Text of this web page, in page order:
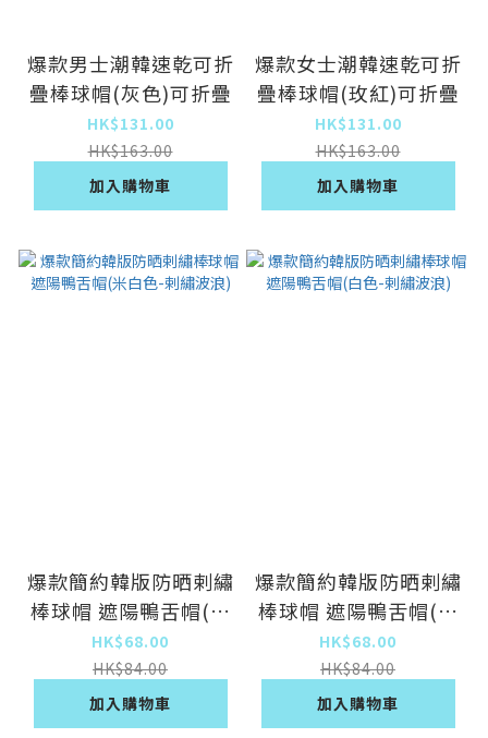
爆款男士潮韓速乾可折
疊棒球帽(灰色)可折疊
HK$131.00
HK$163.00
加入購物車
爆款女士潮韓速乾可折
疊棒球帽(玫紅)可折疊
HK$131.00
HK$163.00
加入購物車
爆款簡約韓版防晒剌繡
棒球帽 遮陽鴨舌帽(米
白色-剌繡波浪)
HK$68.00
HK$84.00
加入購物車
爆款簡約韓版防晒剌繡
棒球帽 遮陽鴨舌帽(白
色-剌繡波浪)
HK$68.00
HK$84.00
加入購物車